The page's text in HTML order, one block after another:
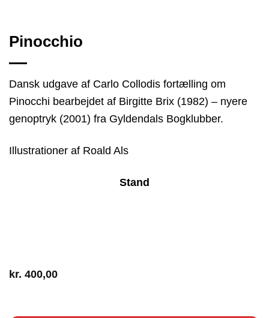
Pinocchio
Dansk udgave af Carlo Collodis fortælling om
Pinocchi bearbejdet af Birgitte Brix (1982) – nyere
genoptryk (2001) fra Gyldendals Bogklubber.
Illustrationer af Roald Als
Stand
kr. 400,00